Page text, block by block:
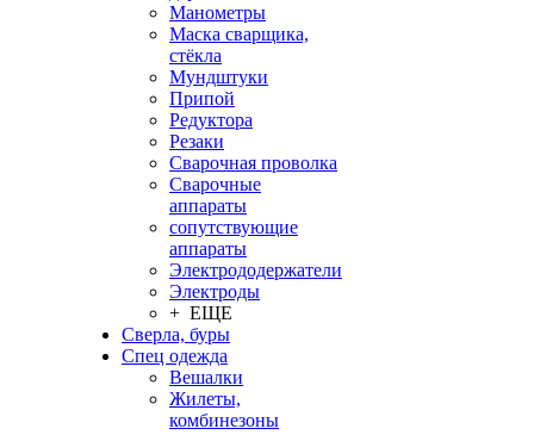
Манометры
Маска сварщика,
стёкла
Мундштуки
Припой
Редуктора
Резаки
Сварочная проволка
Сварочные
аппараты
сопутствующие
аппараты
Электрододержатели
Электроды
+ ЕЩЕ
Сверла, буры
Спец одежда
Вешалки
Жилеты,
комбинезоны